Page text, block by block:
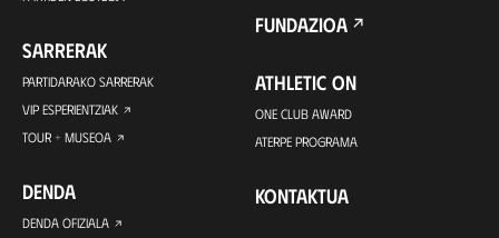
SARRERAK
PARTIDARAKO SARRERAK
VIP ESPERIENTZIAK
TOUR + MUSEOA
DENDA
DENDA OFIZIALA
FUNDAZIOA
ATHLETIC ON
ONE CLUB AWARD
ATERPE PROGRAMA
KONTAKTUA